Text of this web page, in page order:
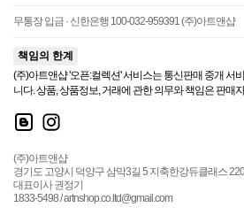
무통장 입금 · 신한은행 100-032-959391 (주)아트앤샵
책임의 한계
(주)아트앤샵 '오픈:컬렉션' 서비스는 통신판매 중개 서
니다. 상품, 상품정보, 거래에 관한 의무와 책임은 판매
(주)아트앤샵
경기도 고양시 덕양구 삼막3길 5 지축한강듀클래스
대표이사 권정기
1833-5498 / artnshop.co.ltd@gmail.com